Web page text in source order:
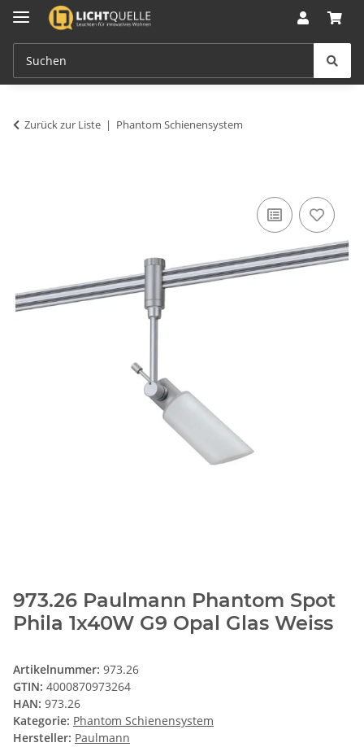
Zurück zur Liste Phantom Schienensystem
973.26 Paulmann Phantom Spot
Phila 1x40W G9 Opal Glas Weiss
Artikelnummer: 973.26
GTIN: 4000870973264
HAN: 973.26
Kategorie: Phantom Schienensystem
Hersteller: Paulmann